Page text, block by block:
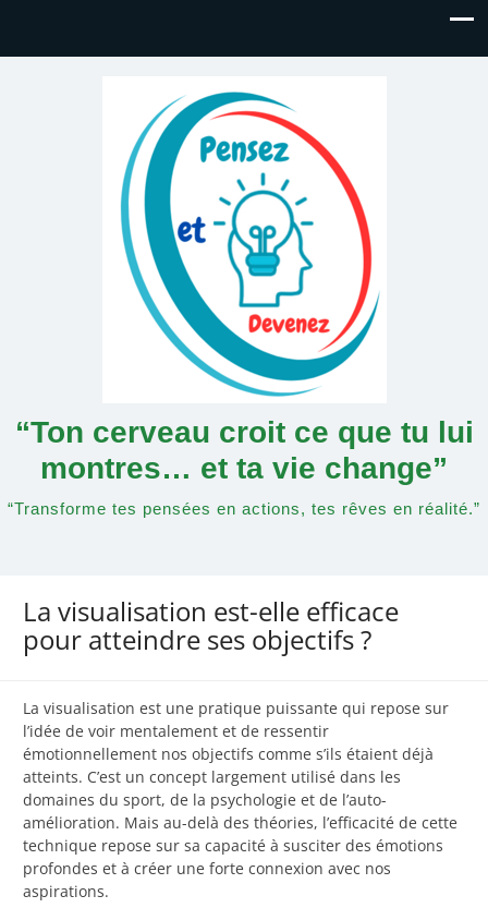
“Ton cerveau croit ce que tu lui
montres… et ta vie change”
“Transforme tes pensées en actions, tes rêves en réalité.”
La visualisation est-elle efficace
pour atteindre ses objectifs ?
La visualisation est une pratique puissante qui repose sur
l’idée de voir mentalement et de ressentir
émotionnellement nos objectifs comme s’ils étaient déjà
atteints. C’est un concept largement utilisé dans les
domaines du sport, de la psychologie et de l’auto-
amélioration. Mais au-delà des théories, l’efficacité de cette
technique repose sur sa capacité à susciter des émotions
profondes et à créer une forte connexion avec nos
aspirations.